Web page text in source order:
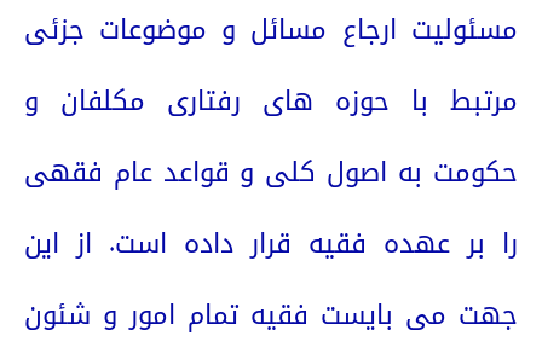
مسئولیت ارجاع مسائل و موضوعات جزئی
مرتبط با حوزه های رفتاری مکلفان و
حکومت به اصول کلی و قواعد عام فقهی
را بر عهده فقیه قرار داده است. از این
جهت می بایست فقیه تمام امور و شئون